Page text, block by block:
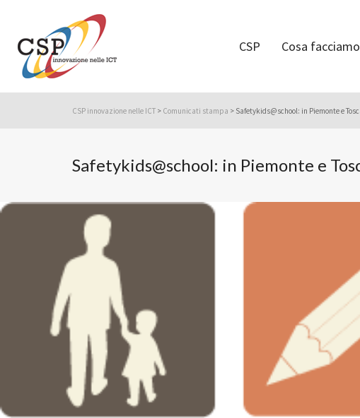
CSP Cosa facciamo
CSP innovazione nelle ICT > Comunicati stampa > Safetykids@school: in Piemonte e
Safetykids@school: in Piemonte e